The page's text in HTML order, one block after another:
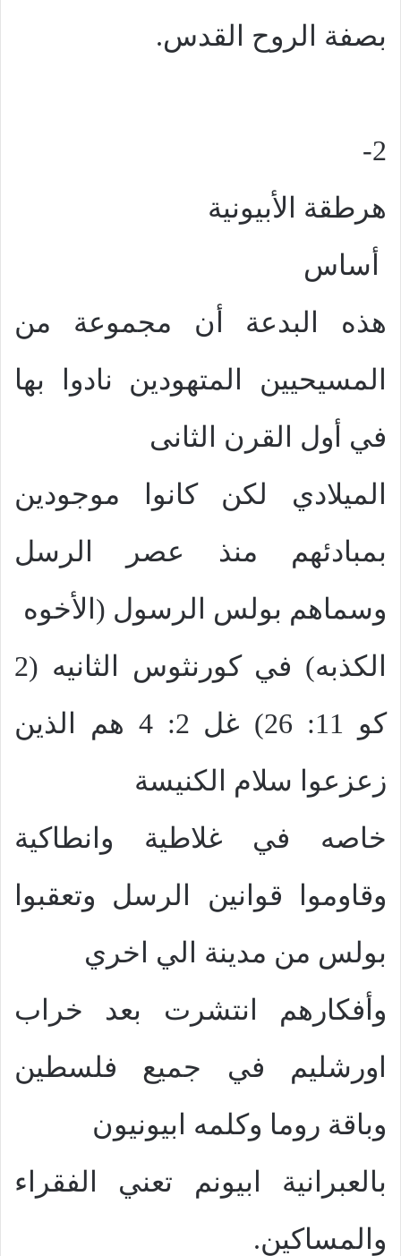
بصفة الروح القدس.
2-
هرطقة الأبيونية
أساس
هذه البدعة أن مجموعة من
المسيحيين المتهودين نادوا بها
في أول القرن الثانى
الميلادي لكن كانوا موجودين
بمبادئهم منذ عصر الرسل
وسماهم بولس الرسول (الأخوه
الكذبه) في كورنثوس الثانيه (2
كو 11: 26) غل 2: 4 هم الذين
زعزعوا سلام الكنيسة
خاصه في غلاطية وانطاكية
وقاوموا قوانين الرسل وتعقبوا
بولس من مدينة الي اخري
وأفكارهم انتشرت بعد خراب
اورشليم في جميع فلسطين
وباقة روما وكلمه ابيونيون
بالعبرانية ابيونم تعني الفقراء
والمساكين.